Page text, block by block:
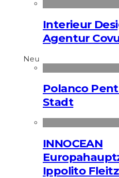
Interieur
Agentur
Neu
Polanco
Stadt
INNOCEAN
Ippolito